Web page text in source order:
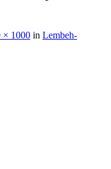
× 1000 in Lembeh-